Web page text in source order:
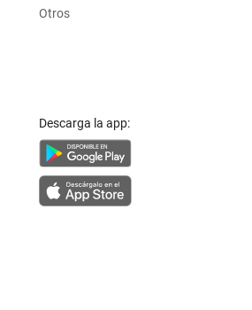
Otros
Descarga la app: